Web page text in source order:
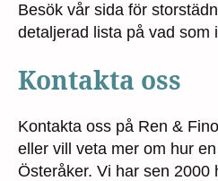
Besök vår sida för
detaljerad lista på vad som
Kontakta oss
Kontakta oss på Ren &
eller vill veta mer om hur
Österåker. Vi har sen 2000